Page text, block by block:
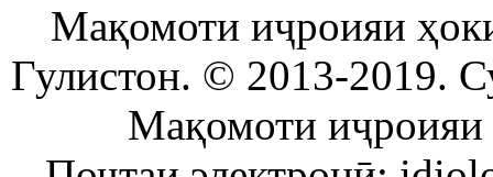
Мақомоти иҷроияи
Гулистон. © 2013-2019.
Мақомоти иҷроияи